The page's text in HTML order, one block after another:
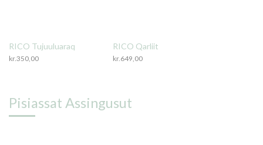
RICO Tujuuluaraq
kr.350,00
RICO Qarliit
kr.649,00
Pisiassat Assingusut